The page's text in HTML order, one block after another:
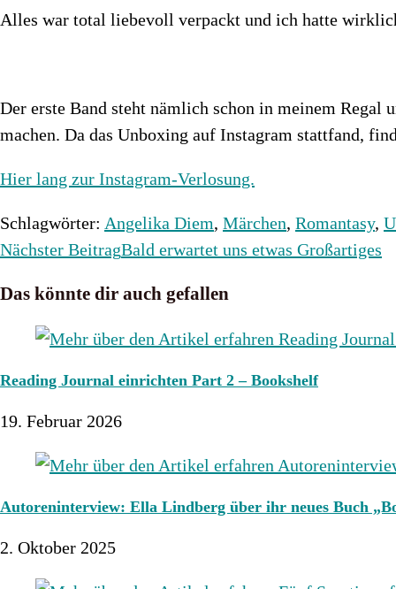
Alles war total liebevoll verpackt und ich hatte
Der erste Band steht nämlich schon in meinem Regal
machen. Da das Unboxing auf Instagram stattfand,
Hier lang zur Instagram-Verlosung.
Schlagwörter: Angelika Diem, Märchen, Romantasy,
Weitere
ansehen
Nächster BeitragBald erwartet uns etwas Großartiges
Das könnte dir auch gefallen
Reading Journal einrichten Part 2 – Bookshelf
19. Februar 2026
Autoreninterview: Ella Lindberg über ihr neues Buch
2. Oktober 2025